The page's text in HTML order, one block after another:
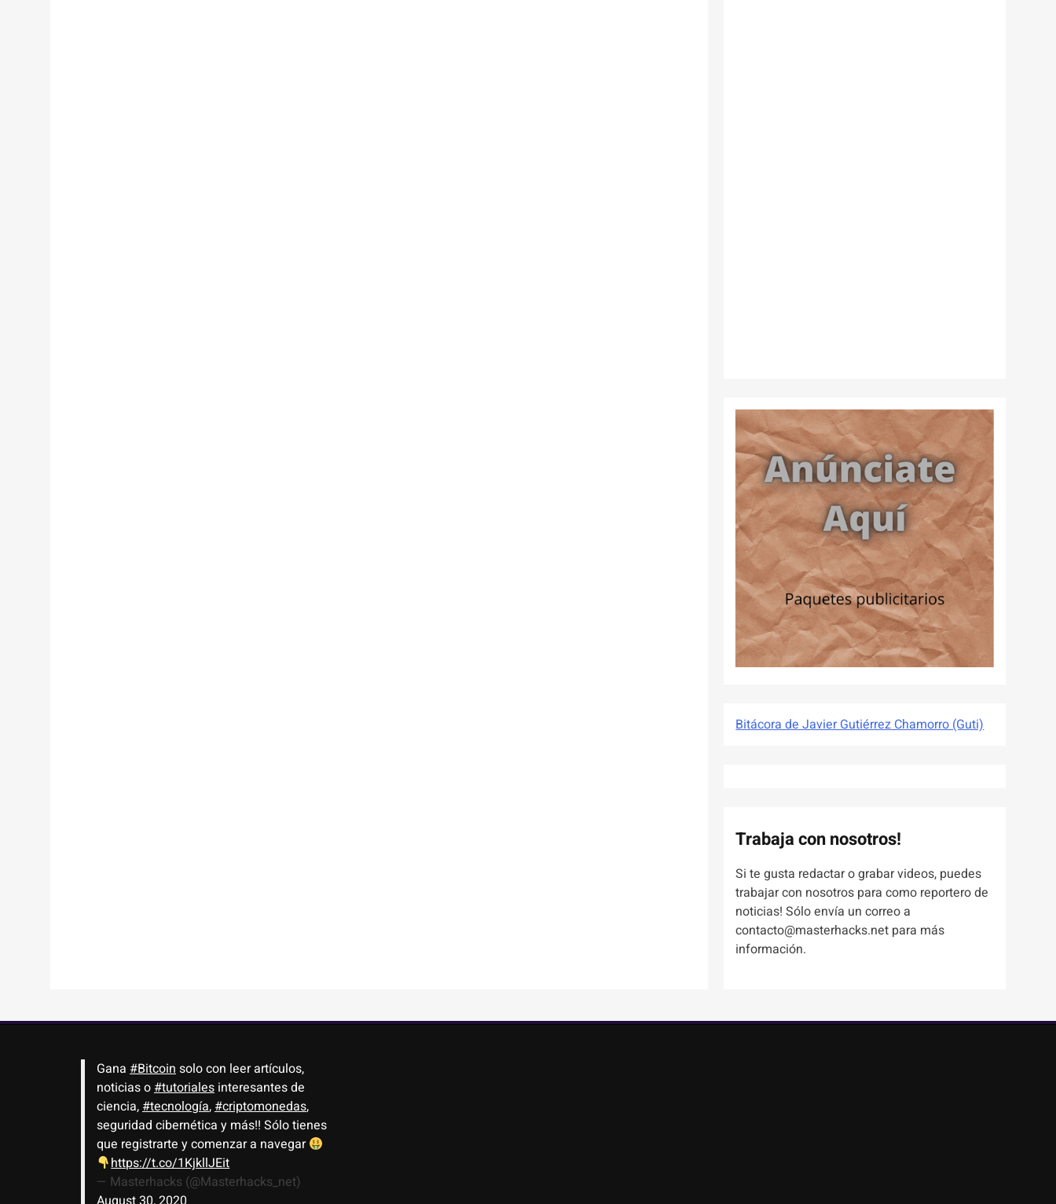
Bitácora de Javier Gutiérrez Chamorro (Guti)
Trabaja con nosotros!
Si te gusta redactar o grabar videos, puedes
trabajar con nosotros para como reportero de
noticias! Sólo envía un correo a
contacto@masterhacks.net para más
información.
Gana #Bitcoinsolo con leer artículos,
noticias o#tutoriales interesantes de
ciencia,#tecnología,#criptomonedas,
seguridad cibernética y más!! Sólo tienes
que registrarte y comenzar a navegar
https://t.co/1KjkllJEit
— Masterhacks (@Masterhacks_net)